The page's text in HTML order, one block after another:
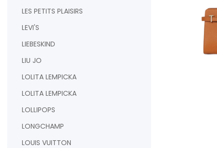
LES PETITS PLAISIRS
LEVI'S
LIEBESKIND
LIU JO
LOLITA LEMPICKA
LOLITA LEMPICKA
LOLLIPOPS
LONGCHAMP
LOUIS VUITTON